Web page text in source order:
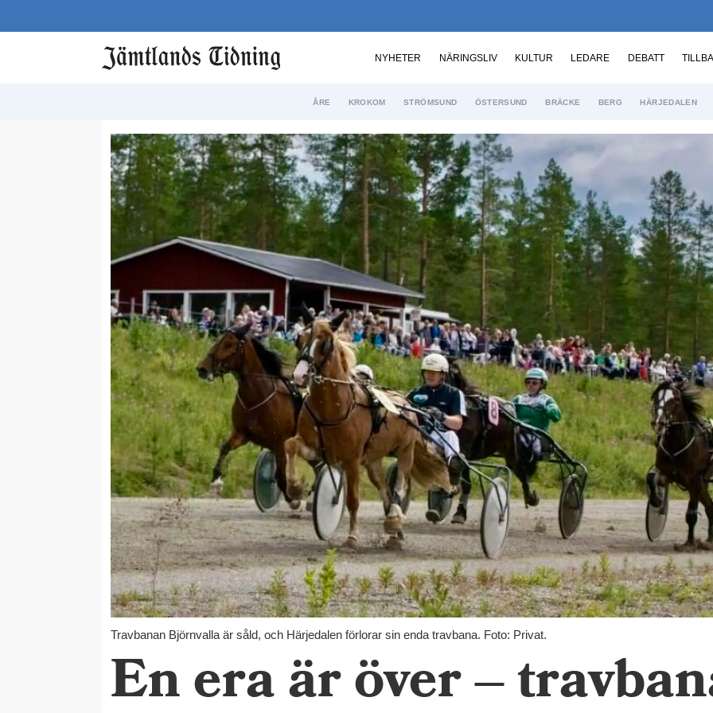
NYHETER NÄRINGSLIV KULTUR LEDARE DEBATT
ÅRE KROKOM STRÖMSUND ÖSTERSUND BRÄCKE BERG HÄRJEDALEN
Travbanan Björnvalla är såld, och Härjedalen förlorar sin enda travbana. Foto: Privat.
En era är över –